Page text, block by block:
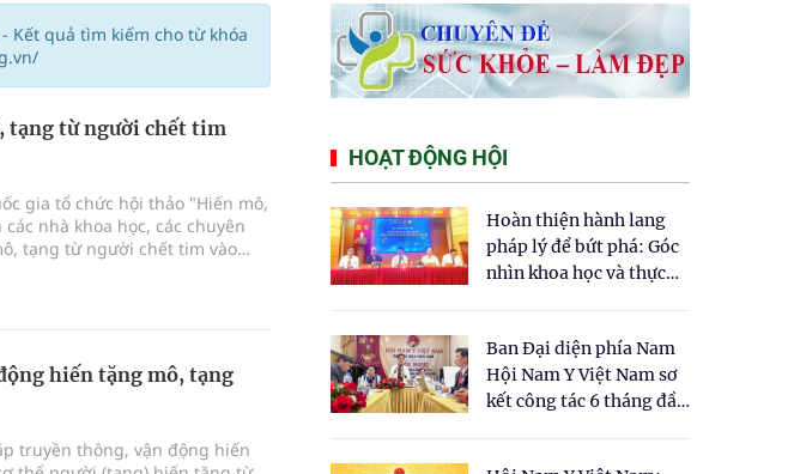
khám theo yêu
lận thương
Kết quả tìm kiếm cho từ khóa
tạng từ người chết tim
gia tổ chức hội thảo "Hiến mô,
nhà khoa học, các chuyên
tạng từ người chết tim vào
hiến tặng mô, tạng
truyền thông, vận động hiến
HOẠT ĐỘNG HỘI
Hoàn thiện hành lang
pháp lý để bứt phá: Góc
nhìn khoa học và thực
cho Luật Y dược cổ
truyền Việt Nam"
Ban Đại diện phía Nam
Hội Nam Y Việt Nam sơ
kết công tác 6 tháng đầu